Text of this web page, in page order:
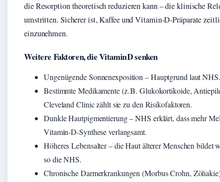
die Resorption theoretisch reduzieren kann – die klinische
umstritten. Sicherer ist, Kaffee und Vitamin‑D‑Präparate
einzunehmen.
Weitere Faktoren, die Vitamin D senken
Ungenügende Sonnenexposition – Hauptgrund laut NHS.
Bestimmte Medikamente (z. B. Glukokortikoide,
Cleveland Clinic zählt sie zu den Risikofaktoren.
Dunkle Hautpigmentierung – NHS erklärt, dass mehr
Vitamin‑D‑Synthese verlangsamt.
Höheres Lebensalter – die Haut älterer Menschen bildet
so die NHS.
Chronische Darmerkrankungen (Morbus Crohn,